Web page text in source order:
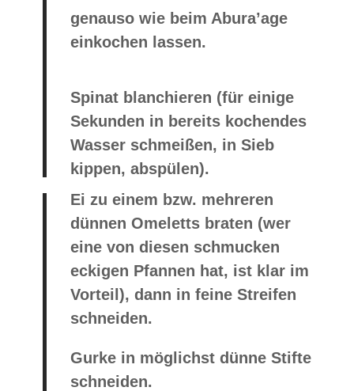
genauso wie beim Abura’age
einkochen lassen.
Spinat blanchieren (für einige
Sekunden in bereits kochendes
Wasser schmeißen, in Sieb
kippen, abspülen).
Ei zu einem bzw. mehreren
dünnen Omeletts braten (wer
eine von diesen schmucken
eckigen Pfannen hat, ist klar im
Vorteil), dann in feine Streifen
schneiden.
Gurke in möglichst dünne Stifte
schneiden.